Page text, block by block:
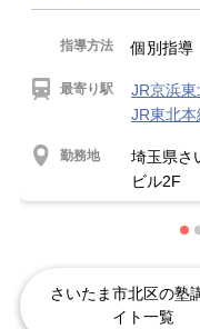
指導方法 個別指導
最寄り駅
JR京浜
JR東北
勤務地
埼玉県さ
ビル2F
さいたま市北区の塾
イト一覧